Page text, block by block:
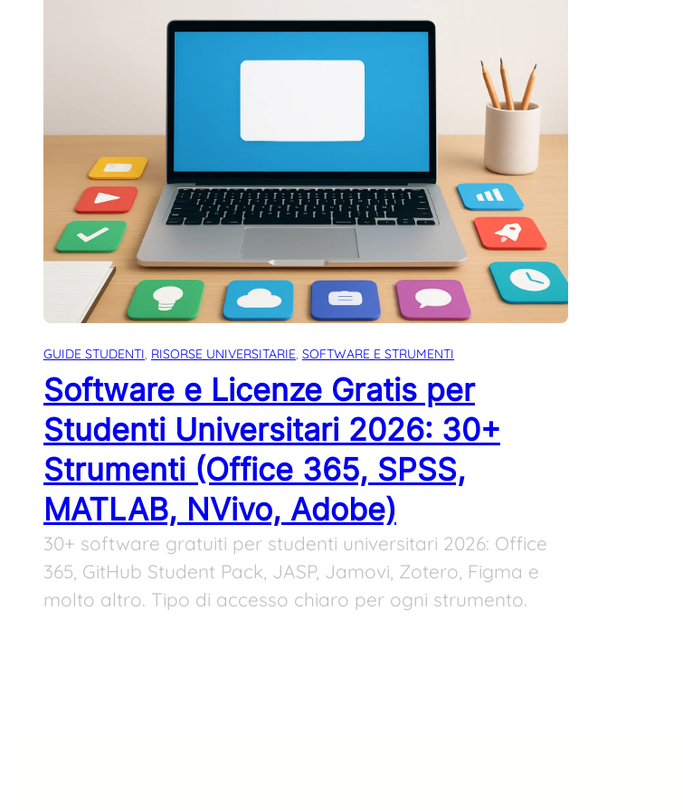
GUIDE STUDENTI, RISORSE UNIVERSITARIE, SOFTWARE E STRUMENTI
Software e Licenze Gratis per
Studenti Universitari 2026: 30+
Strumenti (Office 365, SPSS,
MATLAB, NVivo, Adobe)
30+ software gratuiti per studenti universitari 2026: Office
365, GitHub Student Pack, JASP, Jamovi, Zotero, Figma e
molto altro. Tipo di accesso chiaro per ogni strumento.